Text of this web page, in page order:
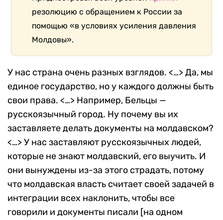
резолюцию с обращением к России за
помощью «в условиях усиления давления
Молдовы».
У нас страна очень разных взглядов. <…> Да, мы
единое государство, но у каждого должны быть
свои права. <…> Например, Бельцы —
русскоязычный город. Ну почему вы их
заставляете делать документы на молдавском?
<…> У нас заставляют русскоязычных людей,
которые не знают молдавский, его выучить. И
они вынуждены из-за этого страдать, потому
что молдавская власть считает своей задачей в
интеграции всех наклонить, чтобы все
говорили и документы писали [на одном